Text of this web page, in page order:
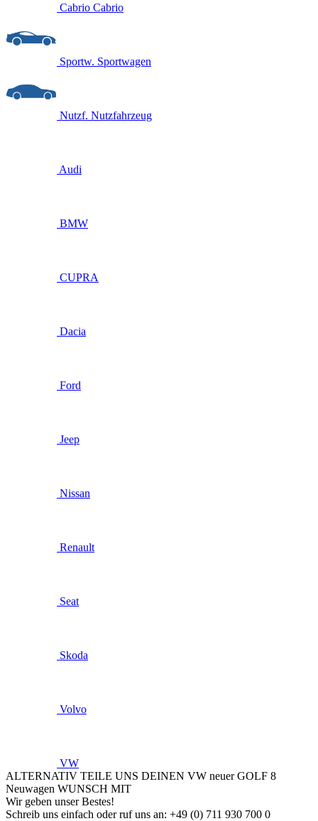
Cabrio Cabrio
Sportw. Sportwagen
Nutzf. Nutzfahrzeug
Audi
BMW
CUPRA
Dacia
Ford
Jeep
Nissan
Renault
Seat
Skoda
Volvo
VW
ALTERNATIV TEILE UNS DEINEN VW neuer GOLF 8
Neuwagen WUNSCH MIT
Wir geben unser Bestes!
Schreib uns einfach oder ruf uns an: +49 (0) 711 930 700 0